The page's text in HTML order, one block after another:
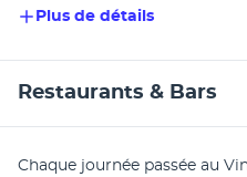
Plus de détails
Restaurants & Bars
Chaque journée passée au